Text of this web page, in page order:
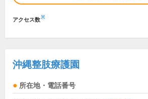
アクセス数※
沖縄整肢療護園
所在地・電話番号